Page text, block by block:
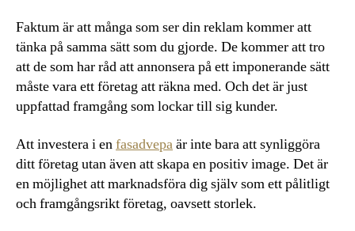
Faktum är att många som ser din reklam kommer att
tänka på samma sätt som du gjorde. De kommer att tro
att de som har råd att annonsera på ett imponerande sätt
måste vara ett företag att räkna med. Och det är just
uppfattad framgång som lockar till sig kunder.
Att investera i enfasadvepaär inte bara att synliggöra
ditt företag utan även att skapa en positiv image. Det är
en möjlighet att marknadsföra dig själv som ett pålitligt
och framgångsrikt företag, oavsett storlek.